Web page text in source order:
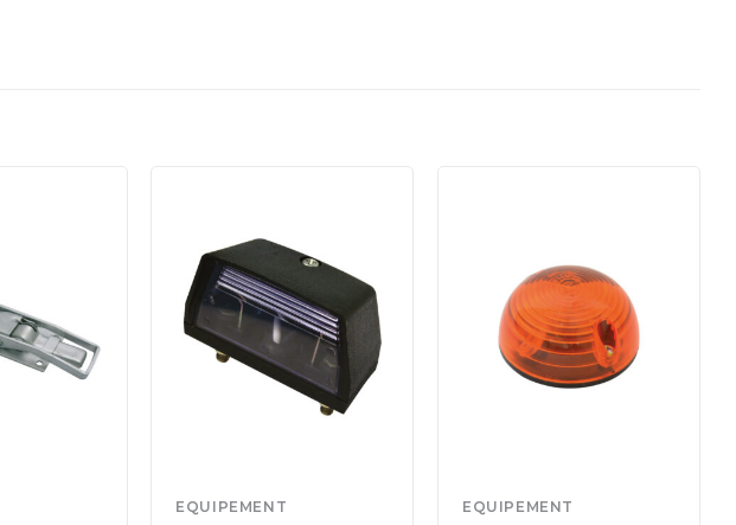
EQUIPEMENT EQUIPEMENT